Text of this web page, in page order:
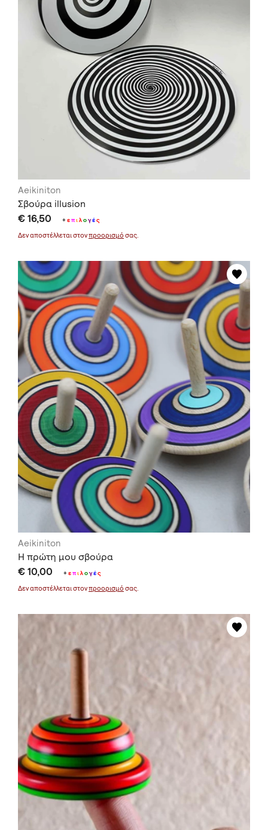
Aeikiniton
Σβούρα illusion
€ 16,50 +επιλογές
Δεν αποστέλλεται στονπροορισμό σας.
Aeikiniton
Η πρώτη μου σβούρα
€ 10,00 +επιλογές
Δεν αποστέλλεται στονπροορισμό σας.